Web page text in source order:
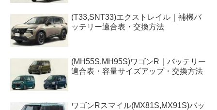
(T33,SNT33)エクストレイル｜補機バ
ッテリー適合表・交換方法
(MH55S,MH95S)ワゴンR｜バッテリー
適合表・容量サイズアップ・交換方法
ワゴンRスマイル(MX81S,MX91S)バッ